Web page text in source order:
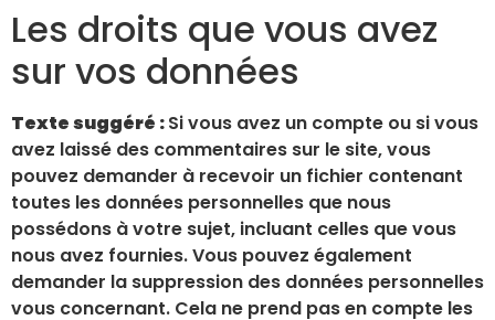
Les droits que vous avez
sur vos données
Texte suggéré :Si vous avez un compte ou si vous
avez laissé des commentaires sur le site, vous
pouvez demander à recevoir un fichier contenant
toutes les données personnelles que nous
possédons à votre sujet, incluant celles que vous
nous avez fournies. Vous pouvez également
demander la suppression des données personnelles
vous concernant. Cela ne prend pas en compte les